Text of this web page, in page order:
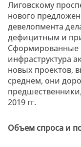
Лиговскому
нового
девелопмента
дефицитным и
Сформированные
инфраструктура
новых проектов,
среднем, они
2019 гг.
Объем спроса и